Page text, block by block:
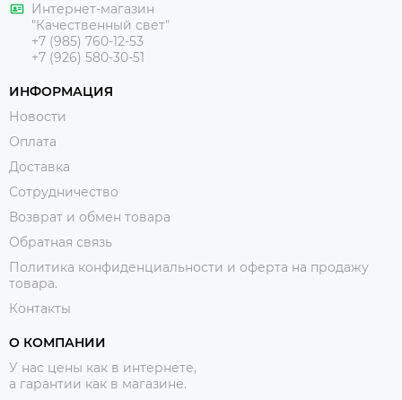
Интернет-магазин
"Качественный свет"
+7 (985) 760-12-53
+7 (926) 580-30-51
ИНФОРМАЦИЯ
Новости
Оплата
Доставка
Сотрудничество
Возврат и обмен товара
Обратная связь
Политика конфиденциальности и оферта на продажу
товара.
Контакты
О КОМПАНИИ
У нас цены как в интернете,
а гарантии как в магазине.